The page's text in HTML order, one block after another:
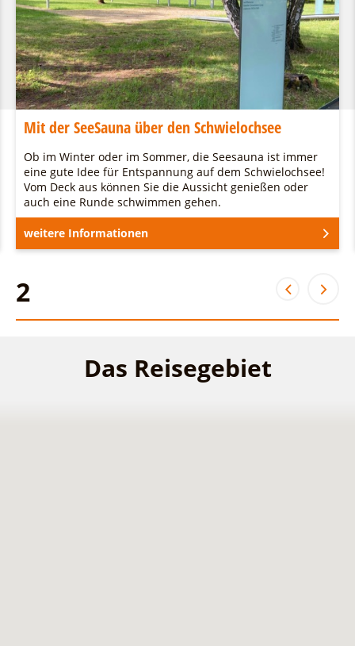
Mit der SeeSauna über den Schwielochsee
Ob im Winter oder im Sommer, die Seesauna ist immer
eine gute Idee für Entspannung auf dem Schwielochsee!
Vom Deck aus können Sie die Aussicht genießen oder
auch eine Runde schwimmen gehen.
weitere Informationen
2
Das Reisegebiet